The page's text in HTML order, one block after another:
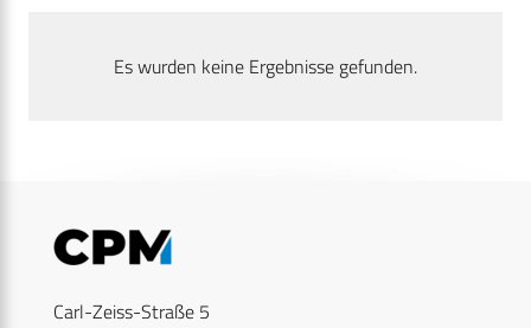
Es wurden keine Ergebnisse gefunden.
Carl-Zeiss-Straße 5